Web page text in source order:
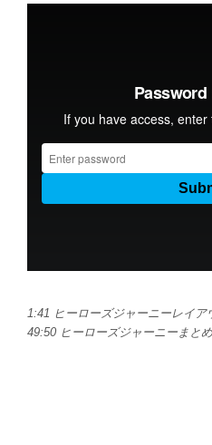
1:41 ヒーローズジャーニーレイア
49:50 ヒーローズジャーニーまと